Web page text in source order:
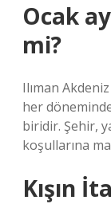
Ocak
mi?
Ilıman
her
biridir. Şehir,
koşullarına
Kışın